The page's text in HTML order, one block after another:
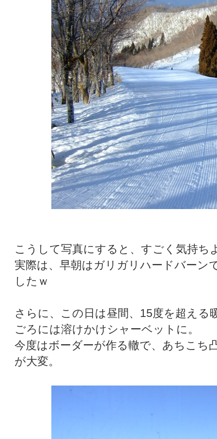
こうして写真にすると、すごく気持ち
実際は、早朝はガリガリハードバーン
したｗ
さらに、この日は昼間、15度を超える
ごろには溶けかけシャーベットに。
今度はボーダーが作る轍で、あちこち
が大変。